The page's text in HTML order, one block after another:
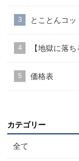
とことんコッ
【地獄に落
価格表
カテゴリー
全て